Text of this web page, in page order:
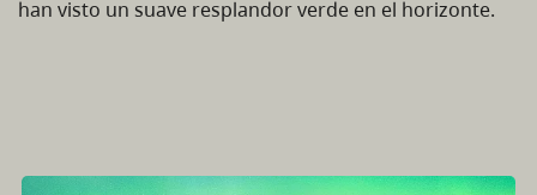
han visto un suave resplandor verde en el horizonte.